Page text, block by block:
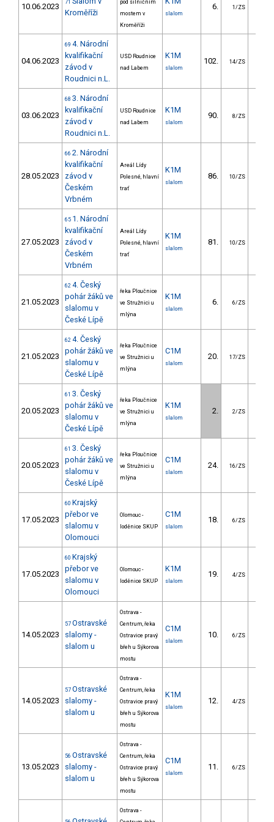
10.06.2023 71
Kroměříži
pod silničním
mostem v
Kroměříži
slalom
6. 1/ZS
04.06.2023
69 4. Národní
kvalifikační
závod v
Roudnici n.L.
USD Roudnice
nad Labem
K1M
slalom
102. 14/ZS
03.06.2023
68 3. Národní
kvalifikační
závod v
Roudnici n.L.
USD Roudnice
nad Labem
K1M
slalom
90. 8/ZS
28.05.2023
66 2. Národní
kvalifikační
závod v
Českém
Vrbném
Areál Lídy
Polesné, hlavní
trať
K1M
slalom
86. 10/ZS
27.05.2023
65 1. Národní
kvalifikační
závod v
Českém
Vrbném
Areál Lídy
Polesné, hlavní
trať
K1M
slalom
81. 10/ZS
21.05.2023
62 4. Český
pohár žáků ve
slalomu v
České Lípě
řeka Ploučnice
ve Stružnici u
mlýna
K1M
slalom
6. 6/ZS
21.05.2023
62 4. Český
pohár žáků ve
slalomu v
České Lípě
řeka Ploučnice
ve Stružnici u
mlýna
C1M
slalom
20. 17/ZS
20.05.2023
61 3. Český
pohár žáků ve
slalomu v
České Lípě
řeka Ploučnice
ve Stružnici u
mlýna
K1M
slalom
2. 2/ZS
20.05.2023
61 3. Český
pohár žáků ve
slalomu v
České Lípě
řeka Ploučnice
ve Stružnici u
mlýna
C1M
slalom
24. 16/ZS
17.05.2023
60 Krajský
přebor ve
slalomu v
Olomouci
Olomouc -
loděnice SKUP
C1M
slalom
18. 6/ZS
17.05.2023
60 Krajský
přebor ve
slalomu v
Olomouci
Olomouc -
loděnice SKUP
K1M
slalom
19. 4/ZS
14.05.2023
57 Ostravské
slalomy -
slalom u
Ostrava -
Centrum, řeka
Ostravice pravý
břeh u Sýkorova
mostu
C1M
slalom
10. 6/ZS
14.05.2023
57 Ostravské
slalomy -
slalom u
Ostrava -
Centrum, řeka
Ostravice pravý
břeh u Sýkorova
mostu
K1M
slalom
12. 4/ZS
13.05.2023
56 Ostravské
slalomy -
slalom u
Ostrava -
Centrum, řeka
Ostravice pravý
břeh u Sýkorova
mostu
C1M
slalom
11. 6/ZS
Ostrava -